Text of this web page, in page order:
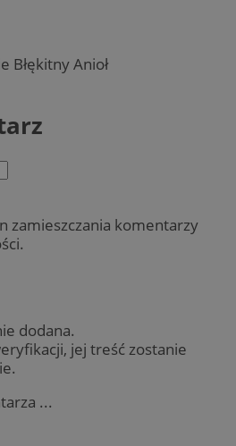
Błękitny Anioł
zamieszczania komentarzy
dodana.
jej treść zostanie
...